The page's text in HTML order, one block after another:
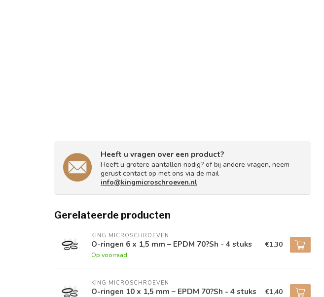
Heeft u vragen over een product?
Heeft u grotere aantallen nodig? of bij andere vragen, neem
gerust contact op met ons via de mail
info@kingmicroschroeven.nl
Gerelateerde producten
KING MICROSCHROEVEN
O-ringen 6 x 1,5 mm – EPDM 70?Sh - 4 stuks
Op voorraad
€1,30
KING MICROSCHROEVEN
O-ringen 10 x 1,5 mm – EPDM 70?Sh - 4 stuks €1,40